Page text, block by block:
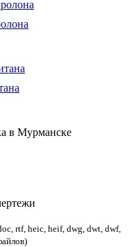
в Мурманске
rtf, heic, heif, dwg, dwt, dwf,